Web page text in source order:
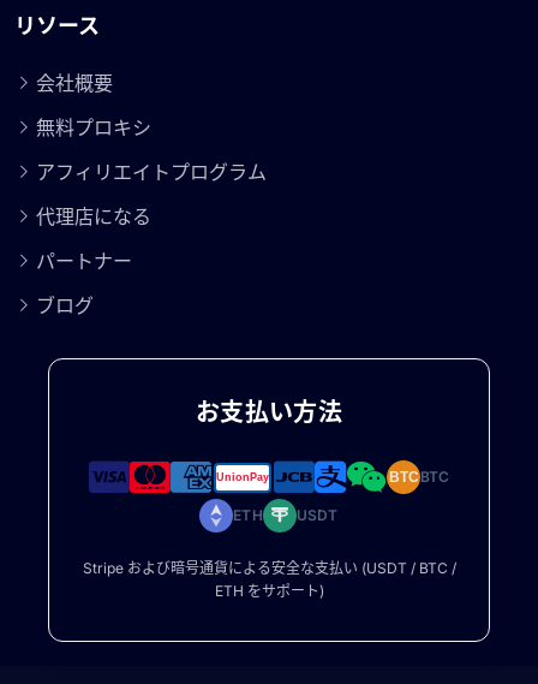
リソース
会社概要
無料プロキシ
アフィリエイトプログラム
代理店になる
パートナー
ブログ
お支払い方法
BTCBTC
ETH USDT
Stripe および暗号通貨による安全な支払い (USDT / BTC /
ETH をサポート)